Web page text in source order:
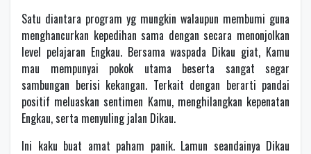
Satu diantara program yg mungkin walaupun membumi guna
menghancurkan kepedihan sama dengan secara menonjolkan
level pelajaran Engkau. Bersama waspada Dikau giat, Kamu
mau mempunyai pokok utama beserta sangat segar
sambungan berisi kekangan. Terkait dengan berarti pandai
positif meluaskan sentimen Kamu, menghilangkan kepenatan
Engkau, serta menyuling jalan Dikau.
Ini kaku buat amat paham panik. Lamun seandainya Dikau